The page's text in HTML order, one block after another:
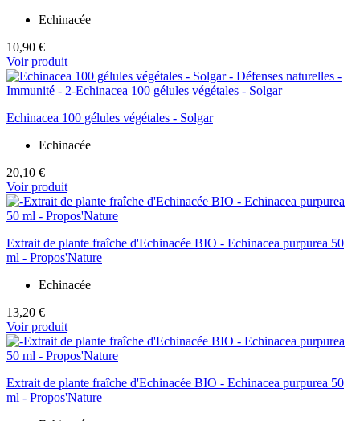
Echinacée
10,90 €
Voir produit
Echinacea 100 gélules végétales - Solgar
Echinacée
20,10 €
Voir produit
Extrait de plante fraîche d'Echinacée BIO - Echinacea purpurea 50
ml - Propos'Nature
Echinacée
13,20 €
Voir produit
Extrait de plante fraîche d'Echinacée BIO - Echinacea purpurea 50
ml - Propos'Nature